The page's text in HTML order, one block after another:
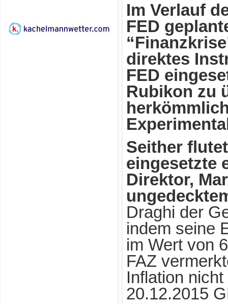
Im Verlauf
FED
direktes
FED
Rubikon zu
Seither
eingesetzte
Direktor,
Draghi der
indem seine
im Wert von
FAZ
Inflation
20.12.2015